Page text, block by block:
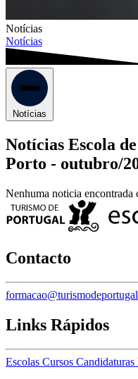
Notícias
Notícias
Notícias
Notícias Escola
Porto - outubro/
Nenhuma noticia encontrada
Contacto
Links Rápidos
Escolas Cursos Candidaturas